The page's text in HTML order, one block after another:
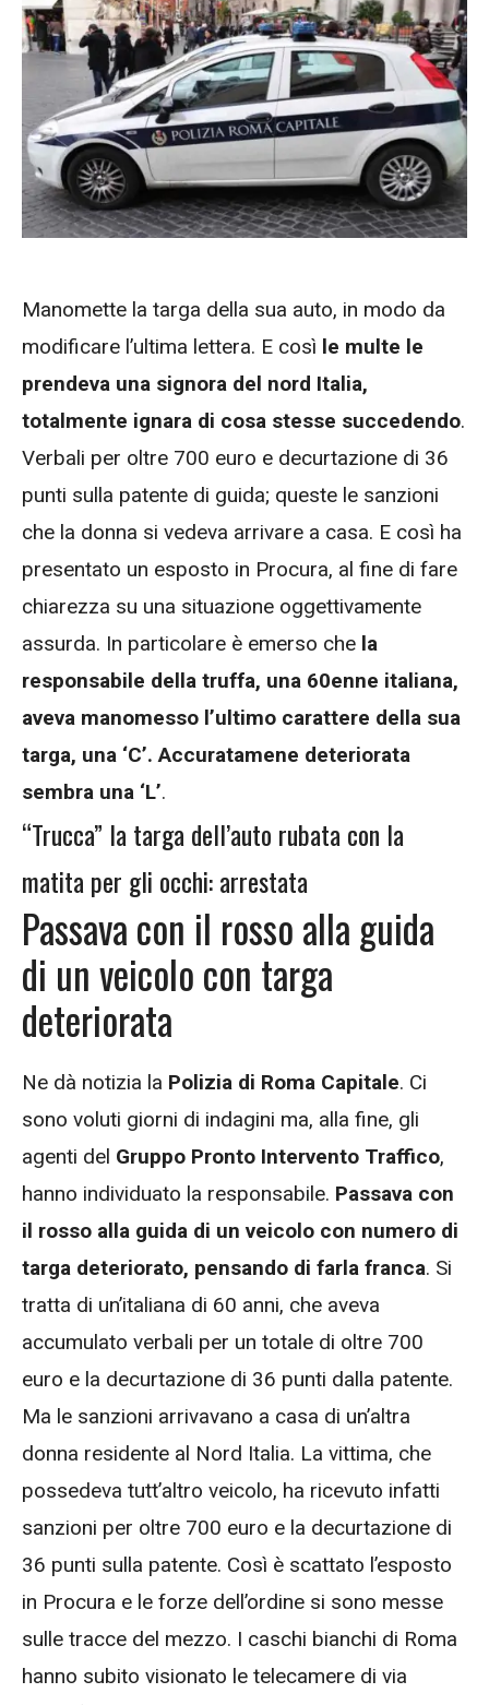
Manomette la targa della sua auto, in modo da
modificare l’ultima lettera. E così le multe le
prendeva una signora del nord Italia,
totalmente ignara di cosa stesse succedendo.
Verbali per oltre 700 euro e decurtazione di 36
punti sulla patente di guida; queste le sanzioni
che la donna si vedeva arrivare a casa. E così ha
presentato un esposto in Procura, al fine di fare
chiarezza su una situazione oggettivamente
assurda. In particolare è emerso che la
responsabile della truffa, una 60enne italiana,
aveva manomesso l’ultimo carattere della sua
targa, una ‘C’. Accuratamene deteriorata
sembra una ‘L’.
“Trucca” la targa dell’auto rubata con la
matita per gli occhi: arrestata
Passava con il rosso alla guida
di un veicolo con targa
deteriorata
Ne dà notizia la Polizia di Roma Capitale. Ci
sono voluti giorni di indagini ma, alla fine, gli
agenti del Gruppo Pronto Intervento Traffico,
hanno individuato la responsabile. Passava con
il rosso alla guida di un veicolo con numero di
targa deteriorato, pensando di farla franca. Si
tratta di un’italiana di 60 anni, che aveva
accumulato verbali per un totale di oltre 700
euro e la decurtazione di 36 punti dalla patente.
Ma le sanzioni arrivavano a casa di un’altra
donna residente al Nord Italia. La vittima, che
possedeva tutt’altro veicolo, ha ricevuto infatti
sanzioni per oltre 700 euro e la decurtazione di
36 punti sulla patente. Così è scattato l’esposto
in Procura e le forze dell’ordine si sono messe
sulle tracce del mezzo. I caschi bianchi di Roma
hanno subito visionato le telecamere di via